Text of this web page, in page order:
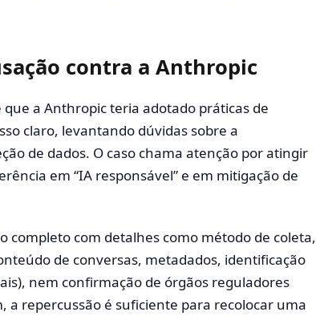
contra a Anthropic
a Anthropic teria adotado práticas de
claro, levantando dúvidas sobre a
de dados. O caso chama atenção por atingir
em “IA responsável” e em mitigação de
completo com detalhes como método de coleta,
de conversas, metadados, identificação
nem confirmação de órgãos reguladores
a repercussão é suficiente para recolocar uma